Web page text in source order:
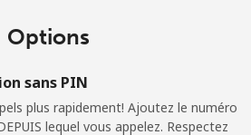
⁦€5⁩
Options
sans PIN
plus rapidement! Ajoutez le numéro
lequel vous appelez. Respectez